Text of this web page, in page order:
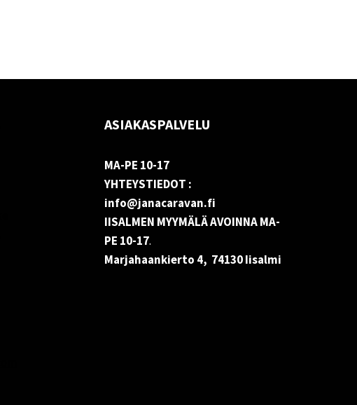
ASIAKASPALVELU
MA-PE 10-17
YHTEYSTIEDOT :
info@janacaravan.fi
IISALMEN MYYMÄLÄ AVOINNA MA-
PE 10-17.
Marjahaankierto 4, 74130 Iisalmi